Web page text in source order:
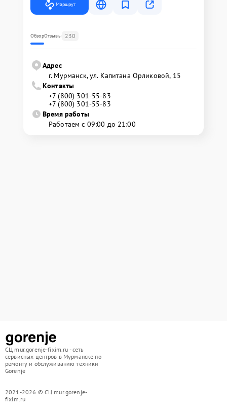
Маршрут
ОбзорОтзывы 230
Адрес
г. Мурманск, ул. Капитана Орликовой, 15
Контакты
+7 (800) 301-55-83
+7 (800) 301-55-83
Время работы
Работаем с 09:00 до 21:00
СЦ mur.gorenje-fixim.ru - сеть
сервисных центров в Мурманске по
ремонту и обслуживанию техники
Gorenje
2021-2026 © СЦ mur.gorenje-
fixim.ru